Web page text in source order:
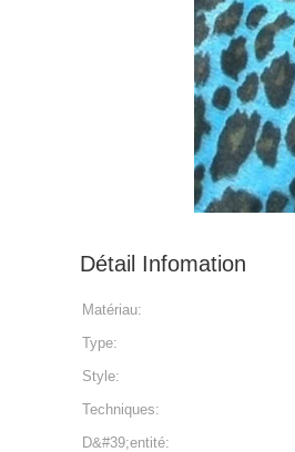
Détail Infomation
Matériau:
Type:
Style:
Techniques:
D&#39;entité: